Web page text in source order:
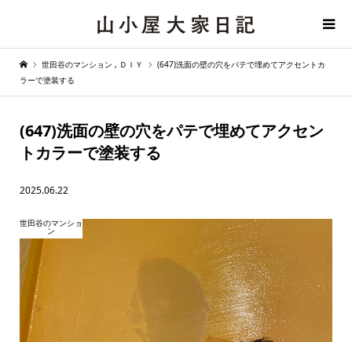
世田谷のマンション , ＤＩＹ
(647)洗面の壁の穴をパテで埋めてアクセントカ
ラーで塗装する
(647)洗面の壁の穴をパテで埋めてアクセン
トカラーで塗装する
2025.06.22
世田谷のマンショ
ン